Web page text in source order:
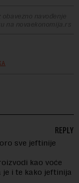
navođenje
novaekonomija.rs
sve jeftinije
kao voće
je i te kako jeftinija
REPLY